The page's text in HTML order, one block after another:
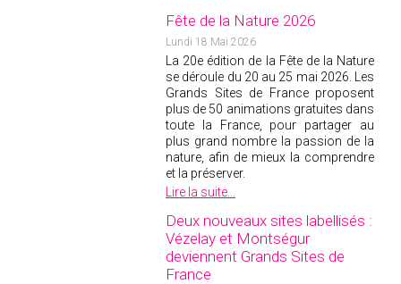
Fête de la Nature 2026
Lundi 18 Mai 2026
La 20e édition de la Fête de la Nature
se déroule du 20 au 25 mai 2026. Les
Grands Sites de France proposent
plus de 50 animations gratuites dans
toute la France, pour partager au
plus grand nombre la passion de la
nature, afin de mieux la comprendre
et la préserver.
Lire la suite...
Deux nouveaux sites labellisés :
Vézelay et Montségur
deviennent Grands Sites de
France